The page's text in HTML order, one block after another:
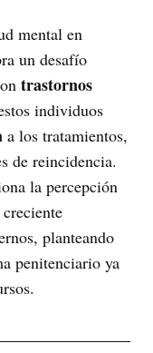
mental en
un desafío
trastornos
individuos
a los tratamientos,
de reincidencia.
la percepción
planteando
penitenciario ya